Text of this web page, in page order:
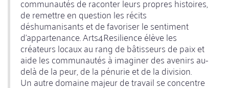
de remettre en question les récits
déshumanisants et de favoriser le sentiment
d'appartenance. Arts4Resilience élève les
créateurs locaux au rang de bâtisseurs de paix et
aide les communautés à imaginer des avenirs au-
delà de la peur, de la pénurie et de la division.
Un autre domaine majeur de travail se concentre